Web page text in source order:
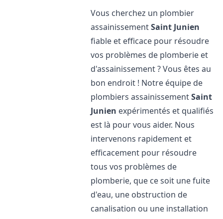
Vous cherchez un plombier
assainissementSaint Junien
fiable et efficace pour résoudre
vos problèmes de plomberie et
d'assainissement ? Vous êtes au
bon endroit ! Notre équipe de
plombiers assainissementSaint
Junien expérimentés et qualifiés
est là pour vous aider. Nous
intervenons rapidement et
efficacement pour résoudre
tous vos problèmes de
plomberie, que ce soit une fuite
d'eau, une obstruction de
canalisation ou une installation